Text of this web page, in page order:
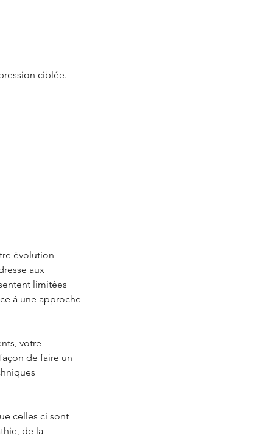
ciblée.
évolution
aux
limitées
à une approche
votre
de faire un
celles ci sont
de la